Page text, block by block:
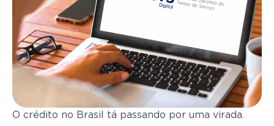
O crédito no Brasil tá passando por uma virada.